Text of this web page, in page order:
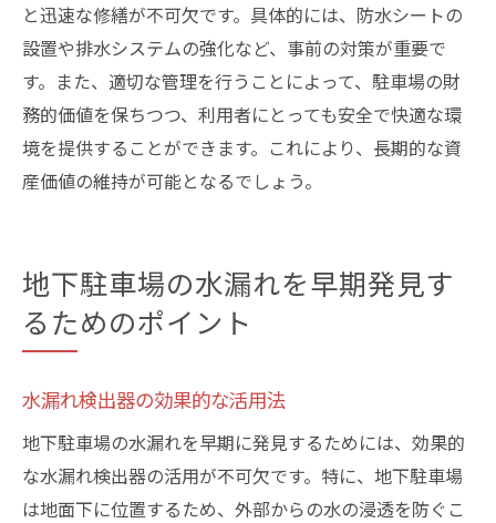
と迅速な修繕が不可欠です。具体的には、防水シートの
設置や排水システムの強化など、事前の対策が重要で
す。また、適切な管理を行うことによって、駐車場の財
務的価値を保ちつつ、利用者にとっても安全で快適な環
境を提供することができます。これにより、長期的な資
産価値の維持が可能となるでしょう。
地下駐車場の水漏れを早期発見す
るためのポイント
水漏れ検出器の効果的な活用法
地下駐車場の水漏れを早期に発見するためには、効果的
な水漏れ検出器の活用が不可欠です。特に、地下駐車場
は地面下に位置するため、外部からの水の浸透を防ぐこ